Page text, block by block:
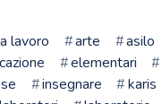
lavoro arte asilo
elementari
insegnare
karis